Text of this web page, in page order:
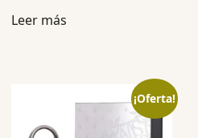
Leer más
¡Oferta!